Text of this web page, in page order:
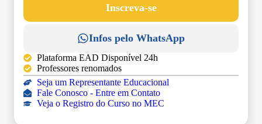
Inscreva-se
Infos pelo WhatsApp
Plataforma EAD Disponível 24h
Professores renomados
Seja um Representante Educacional
Fale Conosco - Entre em Contato
Veja o Registro do Curso no MEC